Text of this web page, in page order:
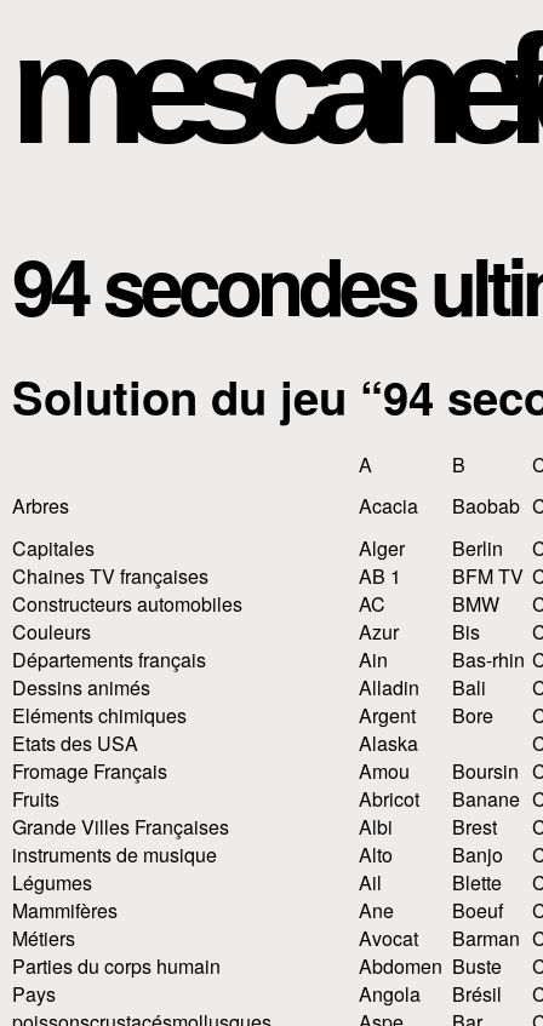
94 secondes
Solution du jeu “94
A B
Arbres
Acacia Baobab
Capitales
Alger Berlin
Chaines TV françaises
AB 1 BFM TV
Constructeurs automobiles
AC BMW
Couleurs
Azur Bis
Départements français
Ain Bas-rhin
Dessins animés
Alladin Bali
Eléments chimiques
Argent Bore
Etats des USA
Alaska
Fromage Français
Amou Boursin
Fruits
Abricot Banane
Grande Villes Françaises
Albi Brest
instruments de musique
Alto Banjo
Légumes
Ail Blette
Mammifères
Ane Boeuf
Métiers
Avocat Barman
Parties du corps humain
Abdomen Buste
Pays
Angola Brésil